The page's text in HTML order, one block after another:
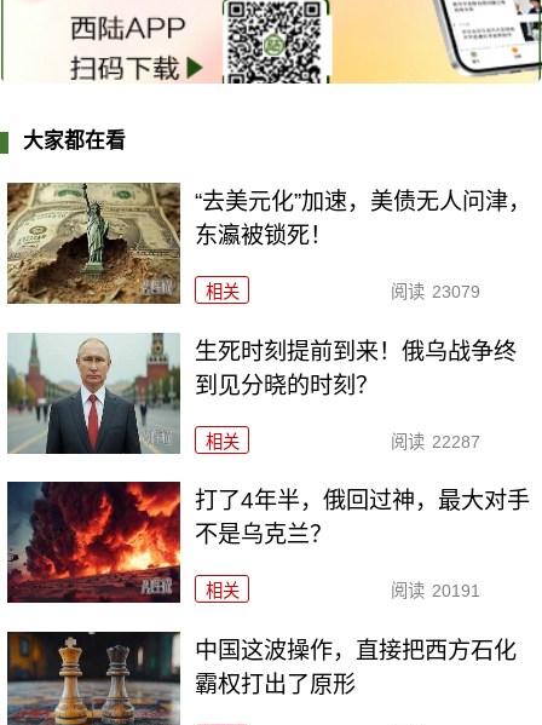
大家都在看
“去美元化”加速，美债无人问津，
东瀛被锁死！
相关 阅读 23079
生死时刻提前到来！俄乌战争终
到见分晓的时刻？
相关 阅读 22287
打了4年半，俄回过神，最大对手
不是乌克兰？
相关 阅读 20191
中国这波操作，直接把西方石化
霸权打出了原形